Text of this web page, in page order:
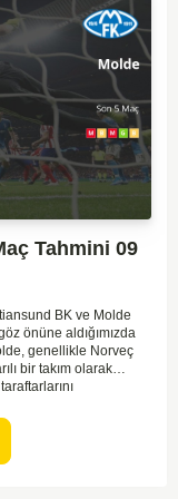
Tahmini 09
BK ve Molde
önüne aldığımızda
genellikle Norveç
bir takım olarak
Molde'nin tecrübe
da etkili bir
dönem form durumları